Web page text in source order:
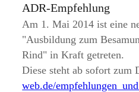
ADR-Empfehlung
Am 1. Mai 2014 ist eine
Ausbildung zum
Rind in Kraft getreten.
Diese steht ab sofort zum
web.de/